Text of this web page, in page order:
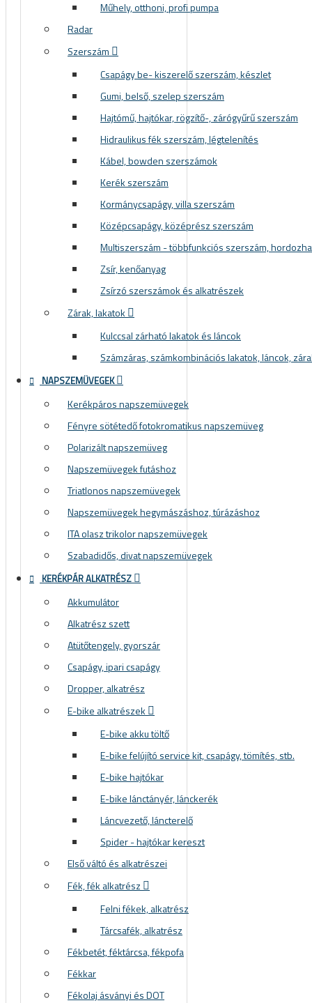
Műhely, otthoni, profi pumpa
Radar
Szerszám
Csapágy be- kiszerelő szerszám, készlet
Gumi, belső, szelep szerszám
Hajtómű, hajtókar, rögzítő-, zárógyűrű szerszám
Hidraulikus fék szerszám, légtelenítés
Kábel, bowden szerszámok
Kerék szerszám
Kormánycsapágy, villa szerszám
Középcsapágy, középrész szerszám
Multiszerszám - többfunkciós szerszám,
Zsír, kenőanyag
Zsírzó szerszámok és alkatrészek
Zárak, lakatok
Kulccsal zárható lakatok és láncok
Számzáras, számkombinációs lakatok, láncok,
NAPSZEMÜVEGEK
Kerékpáros napszemüvegek
Fényre sötétedő fotokromatikus napszemüveg
Polarizált napszemüveg
Napszemüvegek futáshoz
Triatlonos napszemüvegek
Napszemüvegek hegymászáshoz, túrázáshoz
ITA olasz trikolor napszemüvegek
Szabadidős, divat napszemüvegek
KERÉKPÁR ALKATRÉSZ
Akkumulátor
Alkatrész szett
Atütőtengely, gyorszár
Csapágy, ipari csapágy
Dropper, alkatrész
E-bike alkatrészek
E-bike akku töltő
E-bike felújító service kit, csapágy, tömítés, stb.
E-bike hajtókar
E-bike lánctányér, lánckerék
Láncvezető, láncterelő
Spider - hajtókar kereszt
Első váltó és alkatrészei
Fék, fék alkatrész
Felni fékek, alkatrész
Tárcsafék, alkatrész
Fékbetét, féktárcsa, fékpofa
Fékkar
Fékolaj ásványi és DOT